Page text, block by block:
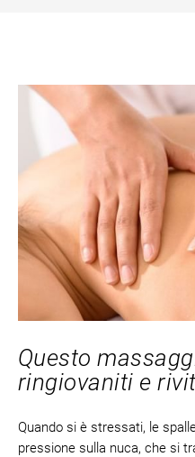
Questo
ringiovaniti e
Quando si è stressati, le
pressione sulla nuca, che si